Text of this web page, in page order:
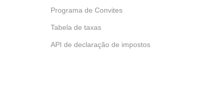
Programa de Convites
Tabela de taxas
API de declaração de impostos